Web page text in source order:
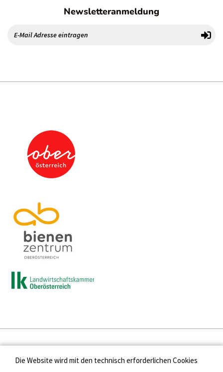
Newsletteranmeldung
Presse
Die Website wird mit den technisch erforderlichen Cookies